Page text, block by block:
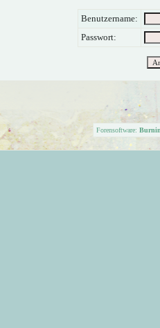
Benutzername:
Passwort:
Forensoftware: